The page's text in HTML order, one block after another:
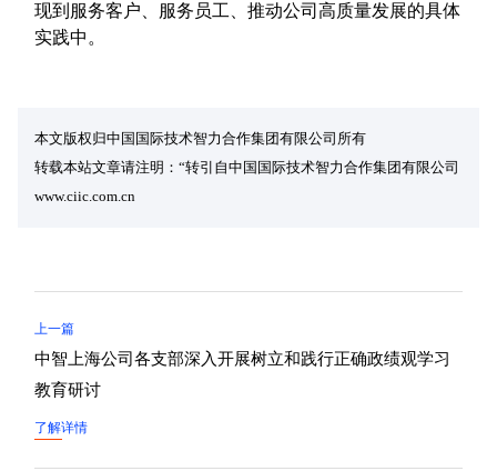
现到服务客户、服务员工、推动公司高质量发展的具体
实践中。
本文版权归中国国际技术智力合作集团有限公司所有
转载本站文章请注明：“转引自中国国际技术智力合作集团有限公司
www.ciic.com.cn
上一篇
中智上海公司各支部深入开展树立和践行正确政绩观学习
教育研讨
了解详情